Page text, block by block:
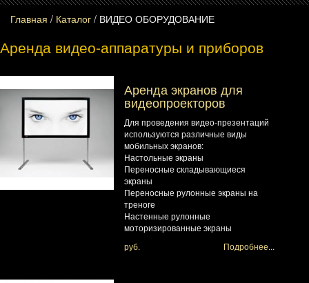
Главная / Каталог / ВИДЕО ОБОРУДОВАНИЕ
Аренда видео-аппаратуры и приборов
Аренда экранов для
видеопроекторов
Для проведения видео-презентаций
используются различные виды
мобильных экранов:
Настольные экраны
Переносные складывающиеся
экраны
Переносные рулонные экраны на
треноге
Настенные рулонные
моторизированные экраны
руб.
Подробнее...